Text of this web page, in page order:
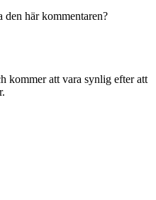
här kommentaren?
kommer att vara synlig efter att